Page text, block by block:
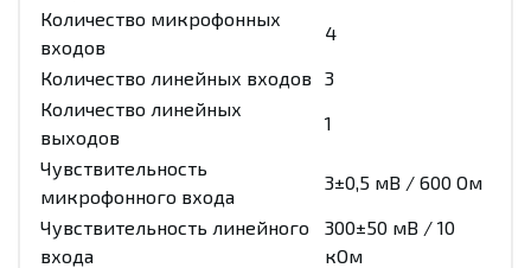
Количество микрофонных
входов
4
Количество линейных входов
3
Количество линейных
выходов
1
Чувствительность
микрофонного входа
3±0,5 мВ / 600 Ом
Чувствительность линейного
входа
300±50 мВ / 10
кОм